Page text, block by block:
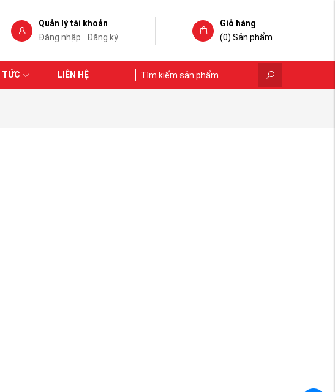
Quản lý tài khoản
Đăng nhập
Đăng ký
Giỏ hàng
(0) Sản phẩm
TỨC LIÊN HỆ